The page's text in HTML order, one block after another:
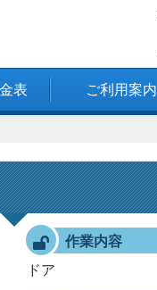
表 ご利用案内
作業内容
ドア